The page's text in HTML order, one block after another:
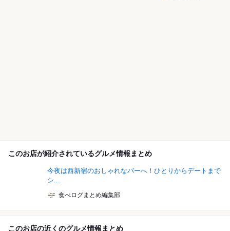
このお店が紹介されているグルメ情報まとめ
今夜は西新宿のおしゃれなバーへ！ひとりからデートまで
シ...
食べログまとめ編集部
このお店の近くのグルメ情報まとめ